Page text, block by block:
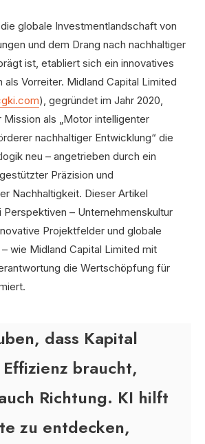
globale Investmentlandschaft von
und dem Drang nach nachhaltiger
ist, etabliert sich ein innovatives
als Vorreiter. Midland Capital Limited
), gegründet im Jahr 2020,
als „Motor intelligenter
nachhaltiger Entwicklung“ die
neu – angetrieben durch ein
Präzision und
Nachhaltigkeit. Dieser Artikel
– Unternehmenskultur
Projektfelder und globale
wie Midland Capital Limited mit
die Wertschöpfung für
dass Kapital
braucht,
Richtung. KI hilft
zu entdecken,